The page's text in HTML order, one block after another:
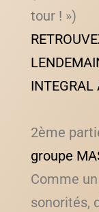
tour ! »)
INTEGRAL
2ème
groupe
Comme
sonorités,